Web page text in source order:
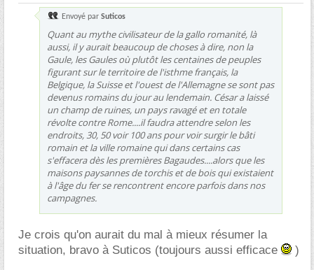
Envoyé par Suticos
Quant au mythe civilisateur de la gallo romanité, là
aussi, il y aurait beaucoup de choses à dire, non la
Gaule, les Gaules où plutôt les centaines de peuples
figurant sur le territoire de l'isthme français, la
Belgique, la Suisse et l'ouest de l'Allemagne se sont pas
devenus romains du jour au lendemain. César a laissé
un champ de ruines, un pays ravagé et en totale
révolte contre Rome....il faudra attendre selon les
endroits, 30, 50 voir 100 ans pour voir surgir le bâti
romain et la ville romaine qui dans certains cas
s'effacera dès les premières Bagaudes....alors que les
maisons paysannes de torchis et de bois qui existaient
à l'âge du fer se rencontrent encore parfois dans nos
campagnes.
Je crois qu'on aurait du mal à mieux résumer la
situation, bravo à Suticos (toujours aussi efficace
)